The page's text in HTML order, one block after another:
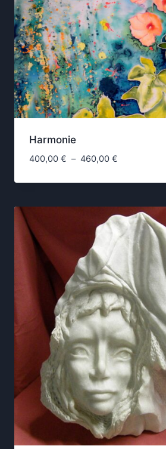
Harmonie
400,00 € – 460,00 €Plage
prix :
à
460,00 €